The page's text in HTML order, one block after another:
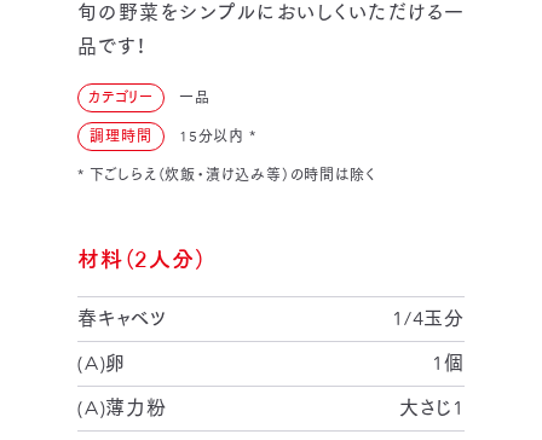
旬の野菜をシンプルにおいしくいただける一
品です！
カテゴリー 一品
調理時間 15分以内 *
* 下ごしらえ（炊飯・漬け込み等）の時間は除く
材料（2人分）
春キャベツ
1/4玉分
(A)卵
1個
(A)薄力粉
大さじ1